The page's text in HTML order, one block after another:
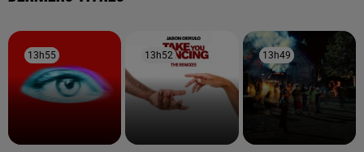
13h55
13h55 13h52
13h52 13h49
13h49